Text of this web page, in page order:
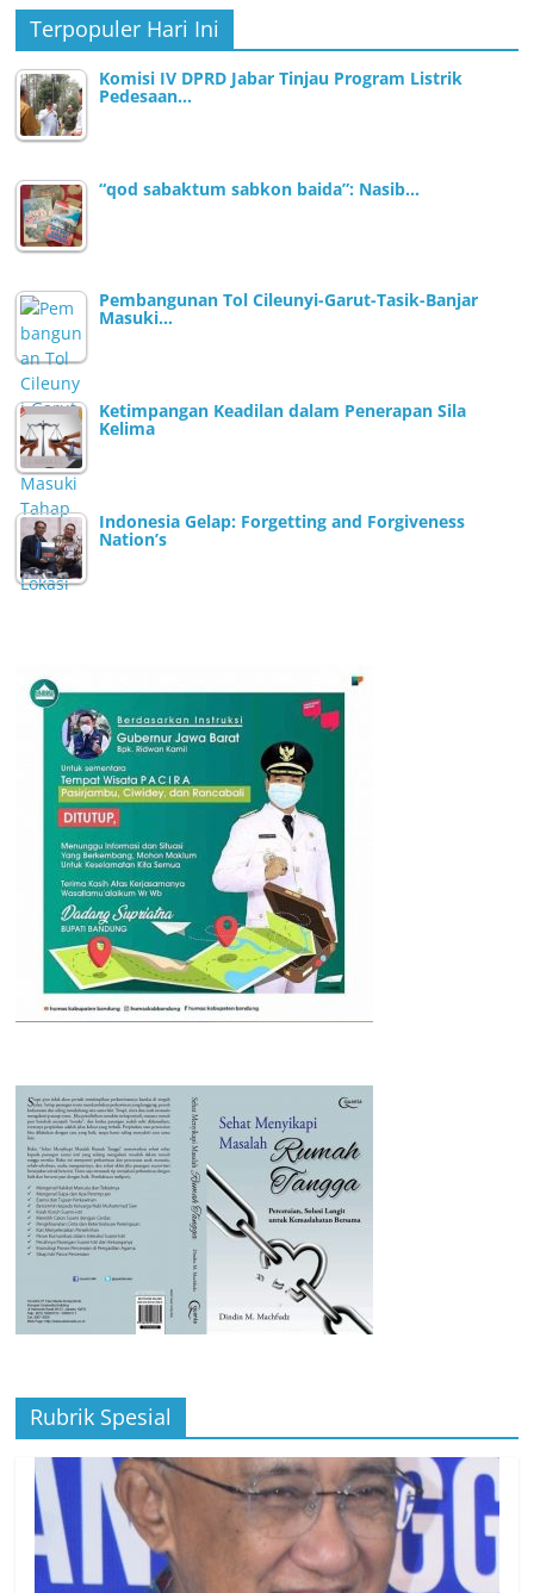
Terpopuler Hari Ini
Komisi IV DPRD Jabar Tinjau Program Listrik
Pedesaan…
“qod sabaktum sabkon baida”: Nasib…
Pembangunan Tol Cileunyi-Garut-Tasik-Banjar
Masuki…
Ketimpangan Keadilan dalam Penerapan Sila
Kelima
Indonesia Gelap: Forgetting and Forgiveness
Nation’s
Rubrik Spesial